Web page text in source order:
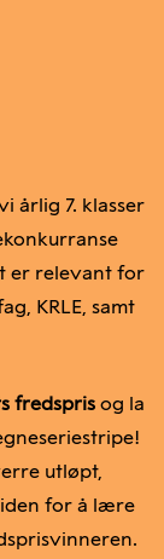
årlig 7. klasser
er relevant for
KRLE, samt
fredspris og la
utløpt,
for å lære